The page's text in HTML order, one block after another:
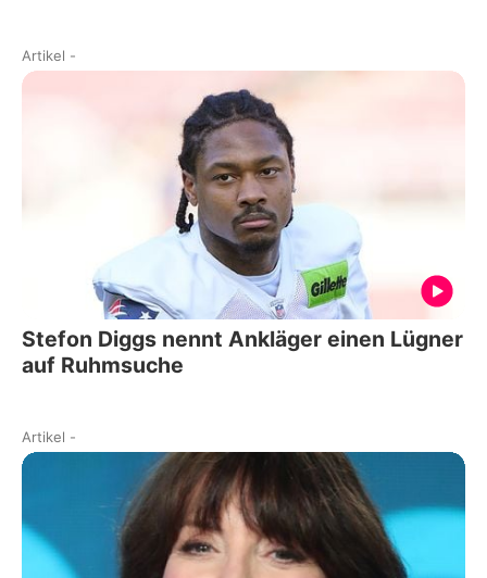
Artikel -
Stefon Diggs nennt Ankläger einen Lügner
auf Ruhmsuche
Artikel -